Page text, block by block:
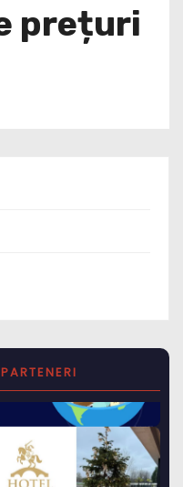
prețuri
PARTENERI